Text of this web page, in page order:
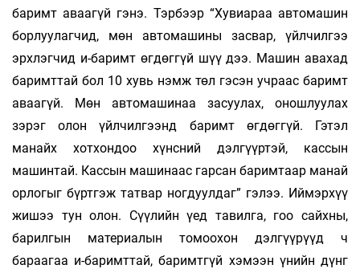
баримт аваагүй гэнэ. Тэрбээр “Хувиараа автомашин
борлуулагчид, мөн автомашины засвар, үйлчилгээ
эрхлэгчид и-баримт өгдөггүй шүү дээ. Машин авахад
баримттай бол 10 хувь нэмж төл гэсэн учраас баримт
аваагүй. Мөн автомашинаа засуулах, оношлуулах
зэрэг олон үйлчилгээнд баримт өгдөггүй. Гэтэл
манайх хотхондоо хүнсний дэлгүүртэй, кассын
машинтай. Кассын машинаас гарсан баримтаар манай
орлогыг бүртгэж татвар ногдуулдаг” гэлээ. Иймэрхүү
жишээ тун олон. Сүүлийн үед тавилга, гоо сайхны,
барилгын материалын томоохон дэлгүүрүүд ч
бараагаа и-баримттай, баримтгүй хэмээн үнийн дүнг